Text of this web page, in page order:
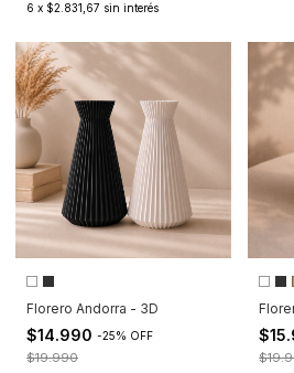
6 x $2.831,67 sin interés
Florero Andorra - 3D
$14.990 -25% OFF
$19.990